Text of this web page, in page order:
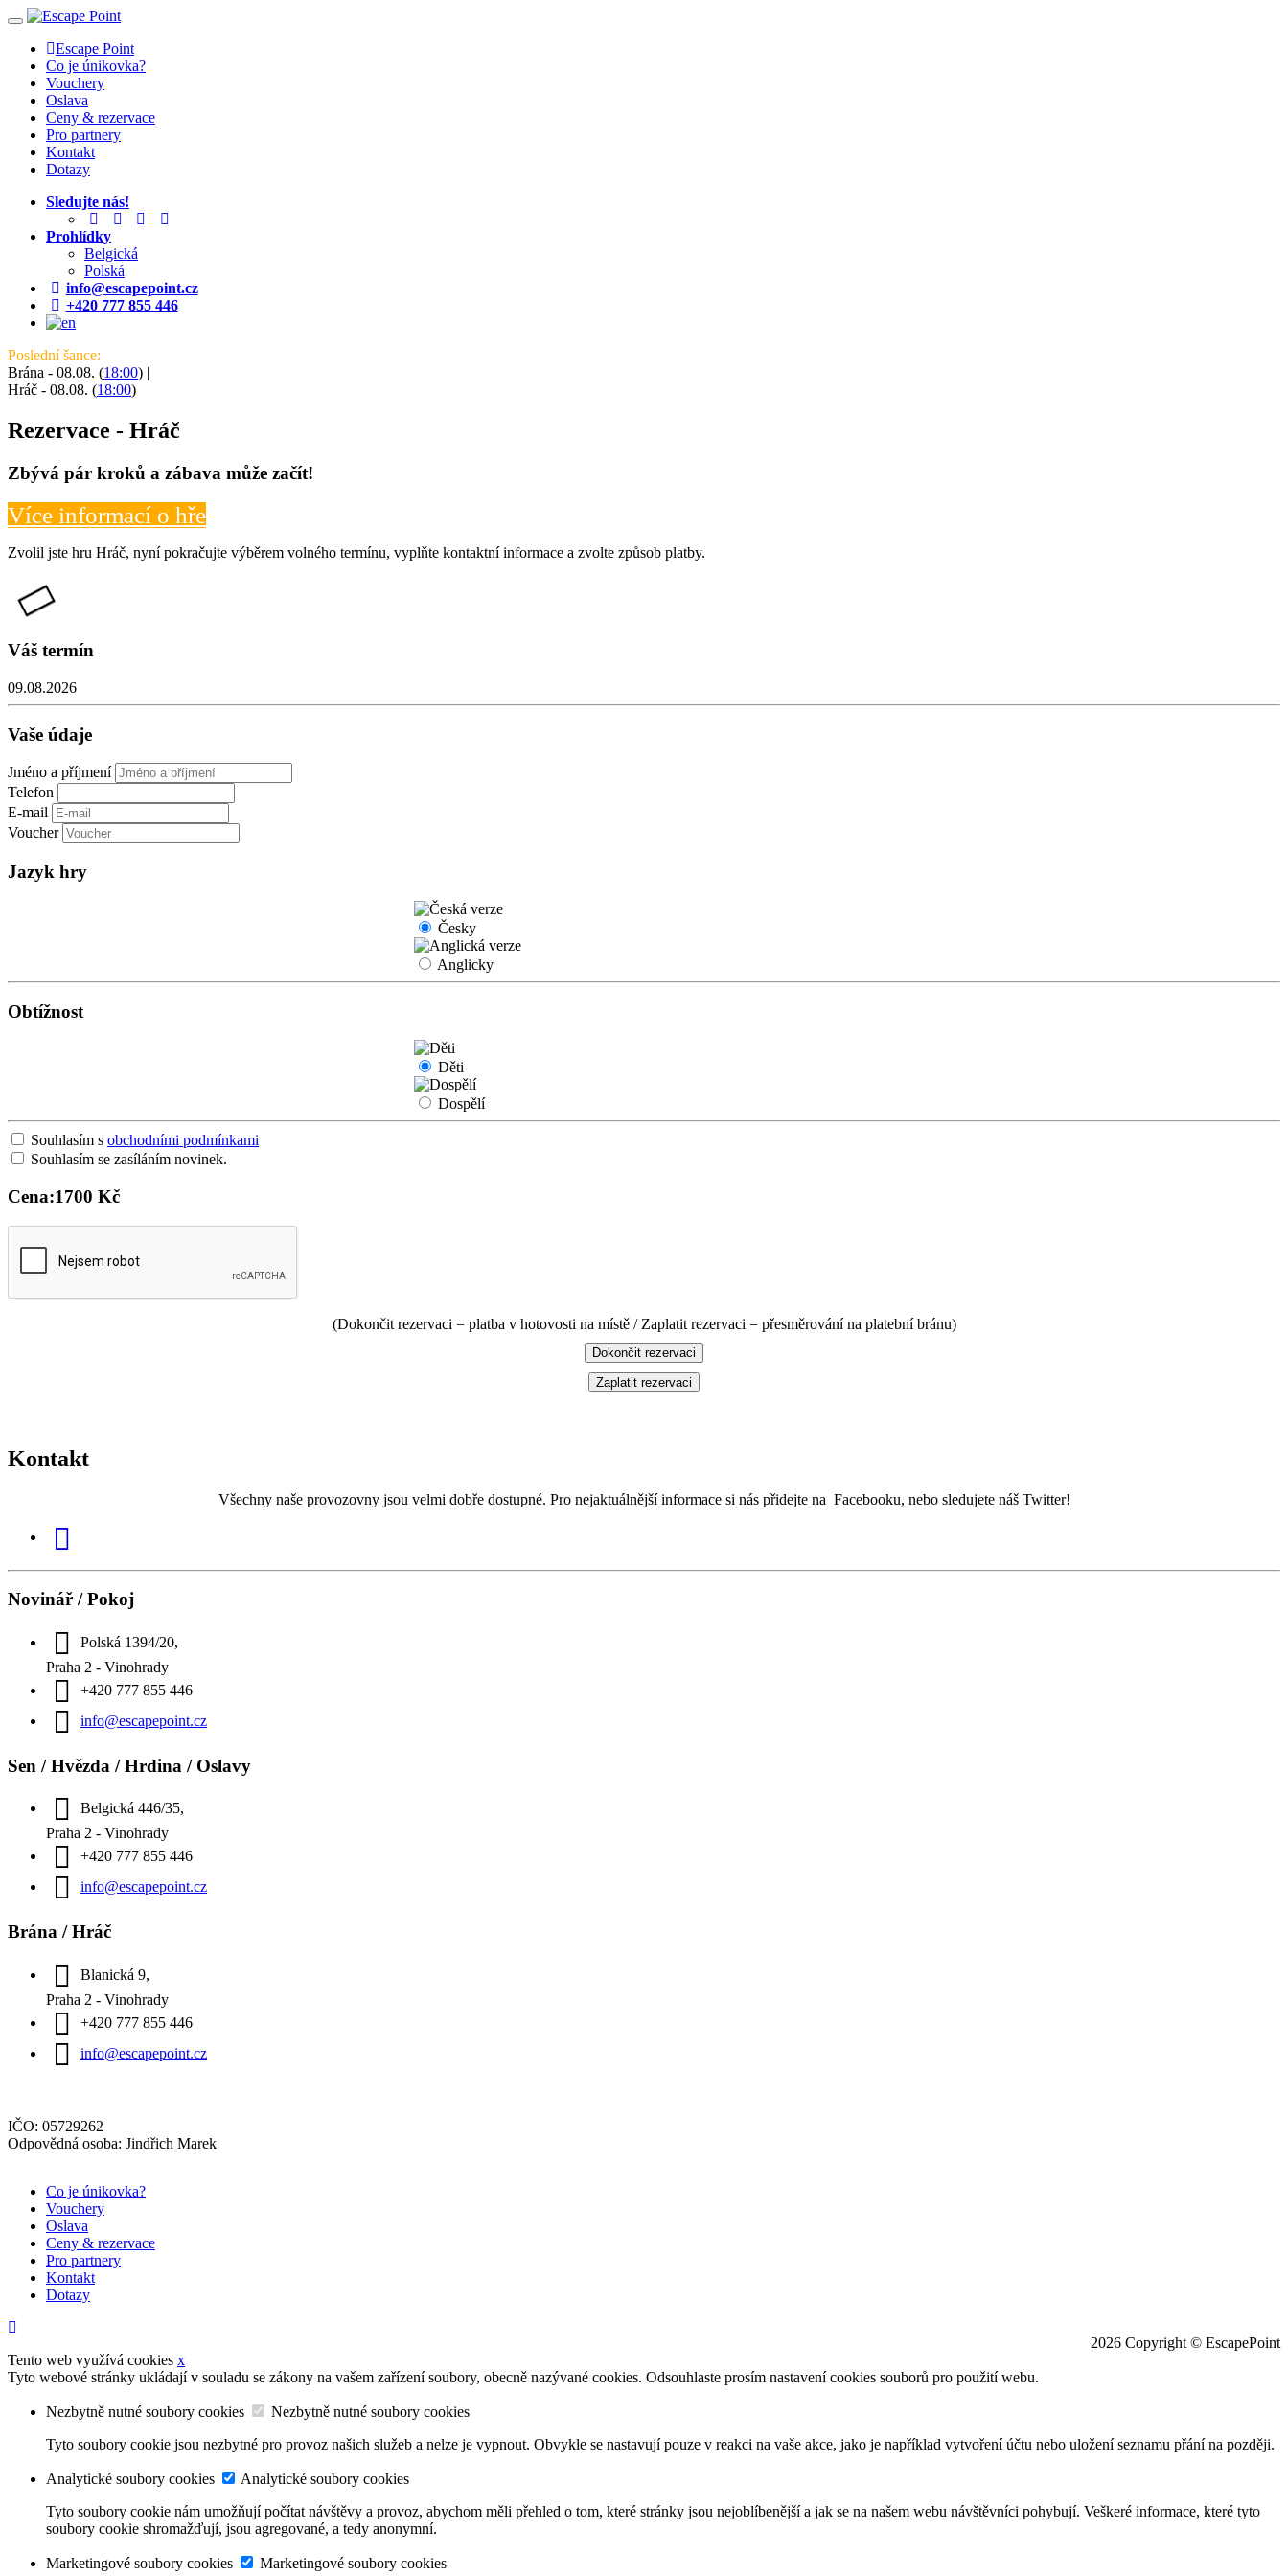
Toggle
navigationEscape Point
Co je únikovka?
Vouchery
Oslava
Ceny & rezervace
Pro partnery
Kontakt
Dotazy
Sledujte nás!
Prohlídky
Belgická
Polská
info@escapepoint.cz
+420 777 855 446
Poslední šance:
Brána - 08.08. (18:00) |
Hráč - 08.08. (18:00)
Rezervace - Hráč
Zbývá pár kroků a zábava může začít!
Více informací o hře
Zvolil jste hru Hráč, nyní pokračujte výběrem volného termínu, vyplňte kontaktní informace a zvolte způsob platby.
Váš termín
09.08.2026
Vaše údaje
Jméno a příjmení
Telefon
E-mail
Voucher
Jazyk hry
Česky
Anglicky
Obtížnost
Děti
Dospělí
Souhlasím s obchodními podmínkami
Souhlasím se zasíláním novinek.
Cena:1700 Kč
(Dokončit rezervaci = platba v hotovosti na místě / Zaplatit rezervaci = přesměrování na platební bránu)
Dokončit rezervaci
Zaplatit rezervaci
Kontakt
Všechny naše provozovny jsou velmi dobře dostupné. Pro nejaktuálnější informace si nás přidejte na Facebooku, nebo sledujete náš Twitter!
Novinář / Pokoj
Polská 1394/20,
Praha 2 - Vinohrady
+420 777 855 446
info@escapepoint.cz
Sen / Hvězda / Hrdina / Oslavy
Belgická 446/35,
Praha 2 - Vinohrady
+420 777 855 446
info@escapepoint.cz
Brána / Hráč
Blanická 9,
Praha 2 - Vinohrady
+420 777 855 446
info@escapepoint.cz
IČO: 05729262
Odpovědná osoba: Jindřich Marek
Co je únikovka?
Vouchery
Oslava
Ceny & rezervace
Pro partnery
Kontakt
Dotazy
2026 Copyright © EscapePoint
Tento web využívá cookies x
Tyto webové stránky ukládají v souladu se zákony na vašem zařízení soubory, obecně nazývané cookies. Odsouhlaste prosím nastavení cookies souborů pro použití webu.
Nezbytně nutné soubory cookies
Nezbytně nutné soubory cookies
Tyto soubory cookie jsou nezbytné pro provoz našich služeb a nelze je vypnout. Obvykle se nastavují pouze v reakci na vaše akce, jako je například vytvoření účtu nebo uložení seznamu přání na později.
Analytické soubory cookies
Analytické soubory cookies
Tyto soubory cookie nám umožňují počítat návštěvy a provoz, abychom měli přehled o tom, které stránky jsou nejoblíbenější a jak se na našem webu návštěvníci pohybují. Veškeré informace, které tyto
soubory cookie shromažďují, jsou agregované, a tedy anonymní.
Marketingové soubory cookies Marketingové soubory cookies